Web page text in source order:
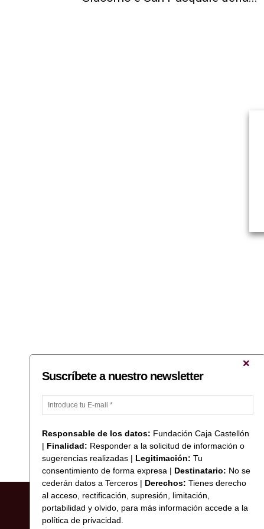
Suscríbete a nuestro newsletter
Responsable de los datos: Fundación Caja Castellón
| Finalidad: Responder a la solicitud de información o
sugerencias realizadas | Legitimación: Tu
consentimiento de forma expresa | Destinatario: No se
cederán datos a Terceros | Derechos: Tienes derecho
al acceso, rectificación, supresión, limitación,
portabilidad y olvido, para más información accede a la
política de privacidad.